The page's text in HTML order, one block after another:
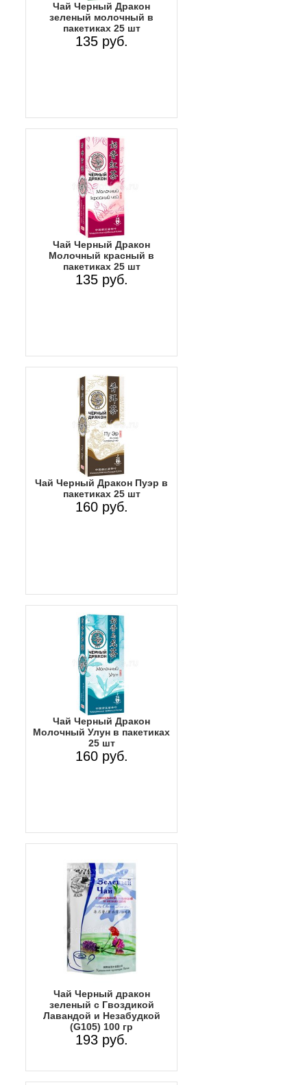
Чай Черный Дракон
зеленый молочный в
пакетиках 25 шт
135 руб.
Чай Черный Дракон
Молочный красный в
пакетиках 25 шт
135 руб.
Чай Черный Дракон Пуэр в
пакетиках 25 шт
160 руб.
Чай Черный Дракон
Молочный Улун в пакетиках
25 шт
160 руб.
Чай Черный дракон
зеленый с Гвоздикой
Лавандой и Незабудкой
(G105) 100 гр
193 руб.